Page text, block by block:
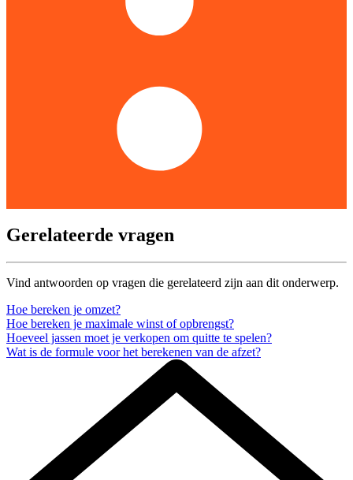
Gerelateerde vragen
Vind antwoorden op vragen die gerelateerd zijn aan dit onderwerp.
Hoe bereken je omzet?
Hoe bereken je maximale winst of opbrengst?
Hoeveel jassen moet je verkopen om quitte te spelen?
Wat is de formule voor het berekenen van de afzet?